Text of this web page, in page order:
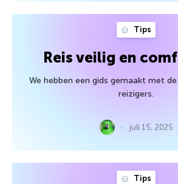
Tips
Reis veilig en
We hebben een gids gemaakt met
reizigers.
juli 15, 2025
Tips